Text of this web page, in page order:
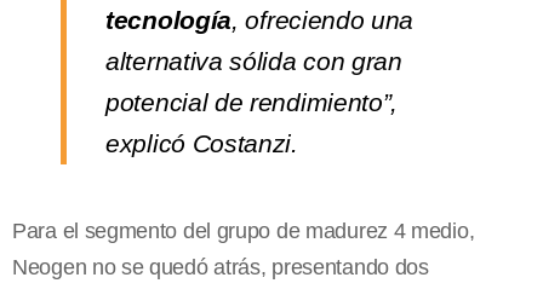
tecnología, ofreciendo una
alternativa sólida con gran
potencial de rendimiento”,
explicó Costanzi.
Para el segmento del grupo de madurez 4 medio,
Neogen no se quedó atrás, presentando dos